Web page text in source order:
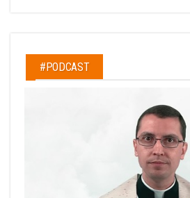
#PODCAST